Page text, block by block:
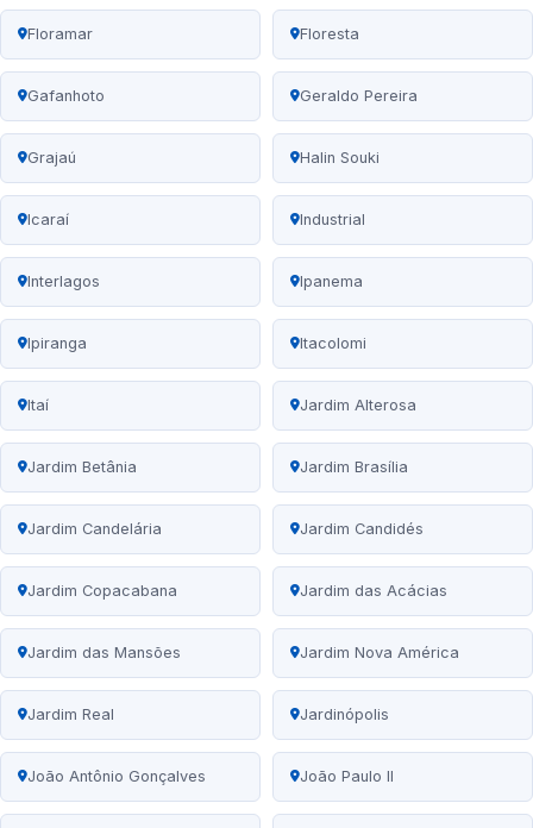
Floramar Floresta
Gafanhoto Geraldo Pereira
Grajaú Halin Souki
Icaraí Industrial
Interlagos Ipanema
Ipiranga Itacolomi
Itaí Jardim Alterosa
Jardim Betânia Jardim Brasília
Jardim Candelária Jardim Candidés
Jardim Copacabana Jardim das Acácias
Jardim das Mansões Jardim Nova América
Jardim Real Jardinópolis
João Antônio Gonçalves João Paulo II